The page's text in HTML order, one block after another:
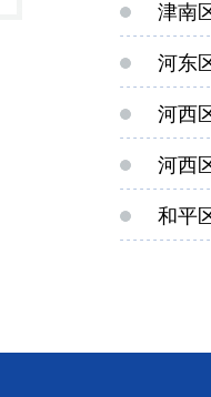
津南
河东
河西
河西
和平